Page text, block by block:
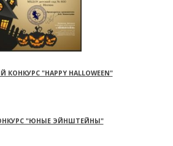
КОНКУРС "HAPPY HALLOWEEN"
"ЮНЫЕ ЭЙНШТЕЙНЫ"